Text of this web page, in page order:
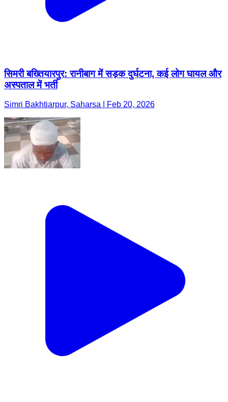
सिमरी बख्तियारपुर: रानीबाग में सड़क दुर्घटना, कई लोग घायल और
अस्पताल में भर्ती
Simri Bakhtiarpur, Saharsa | Feb 20, 2026